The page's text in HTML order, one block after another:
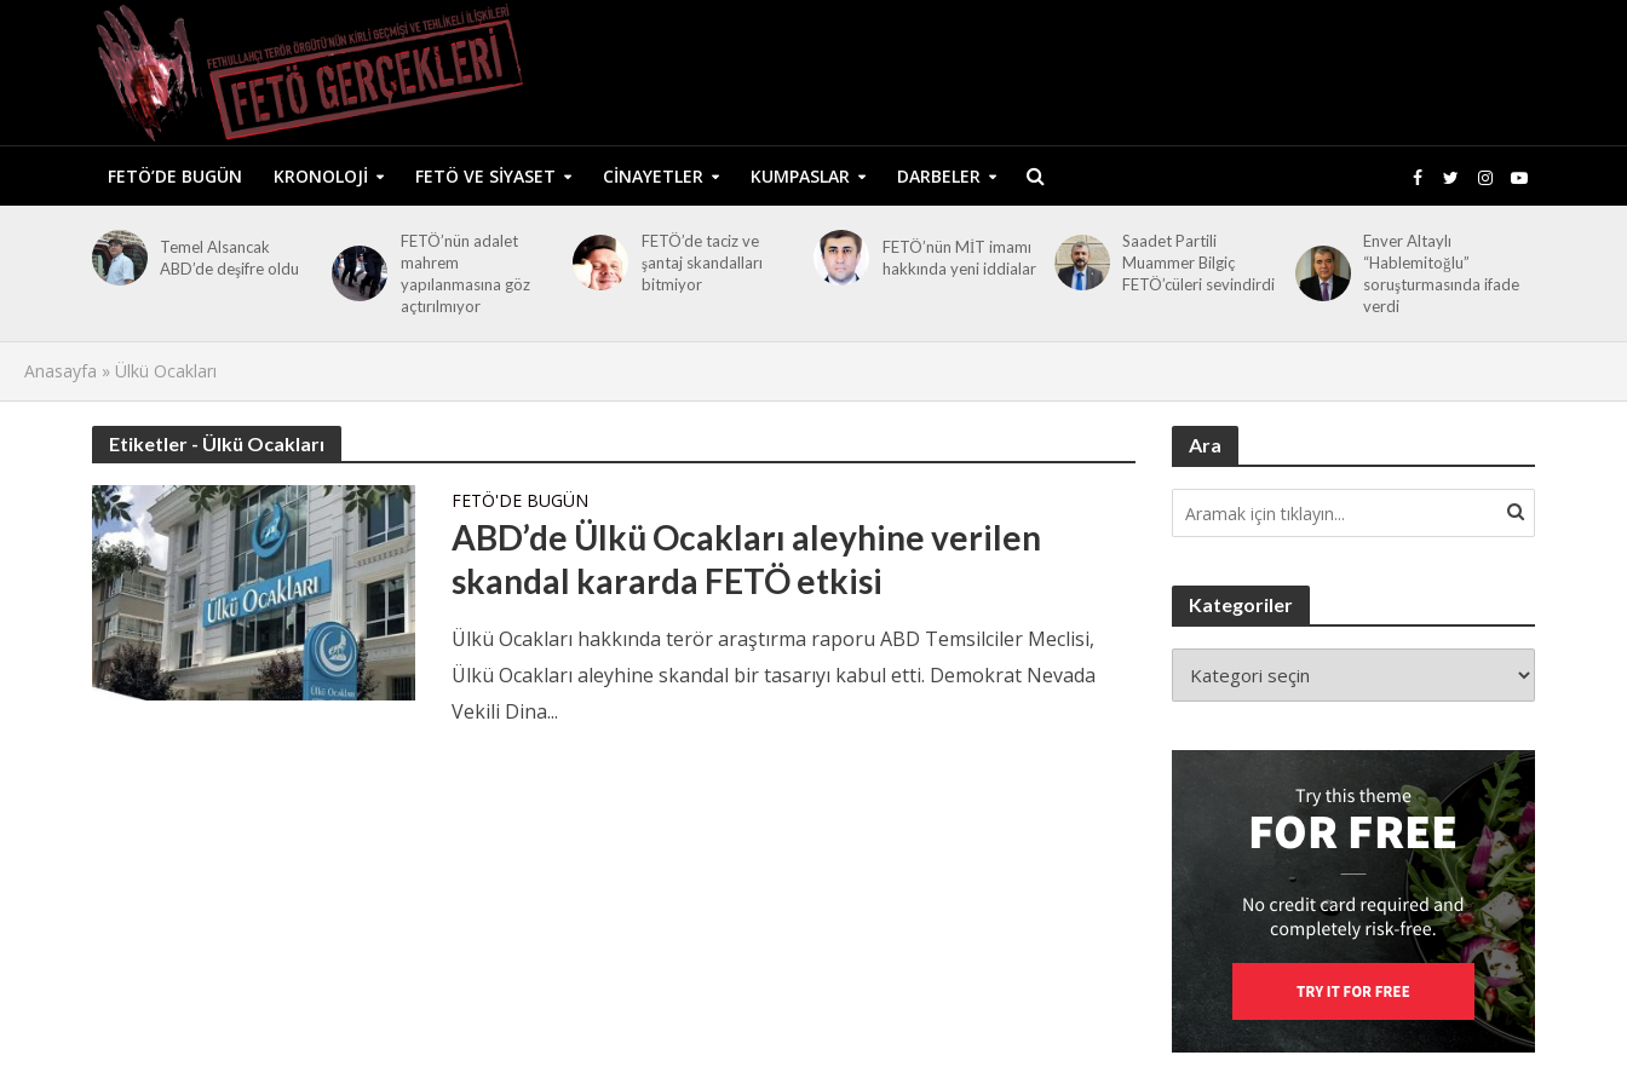
FETÖ’DE BUGÜN KRONOLOJI FETÖ VE SIYASET CINAYETLER KUMPASLAR DARBELER
Temel Alsancak
ABD’de deşifre oldu
FETÖ’nün adalet
mahrem
yapılanmasına göz
açtırılmıyor
FETÖ’de taciz ve
şantaj skandalları
bitmiyor
FETÖ’nün MİT imamı
hakkında yeni iddialar
Saadet Partili
Muammer Bilgiç
FETÖ’cüleri sevindirdi
Enver Altaylı
“Hablemitoğlu”
soruşturmasında ifade
verdi
Anasayfa » Ülkü Ocakları
Etiketler - Ülkü Ocakları
FETÖ'DE BUGÜN
ABD’de Ülkü Ocakları aleyhine verilen
skandal kararda FETÖ etkisi
Ülkü Ocakları hakkında terör araştırma raporu ABD Temsilciler Meclisi,
Ülkü Ocakları aleyhine skandal bir tasarıyı kabul etti. Demokrat Nevada
Vekili Dina...
Ara
Kategoriler